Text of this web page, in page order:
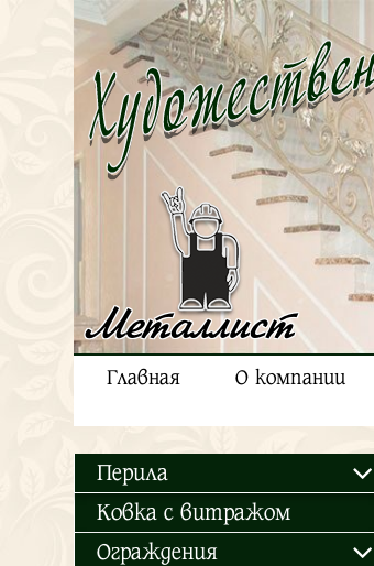
Металлист
Главная О компании
Перила
Ковка с витражом
Ограждения